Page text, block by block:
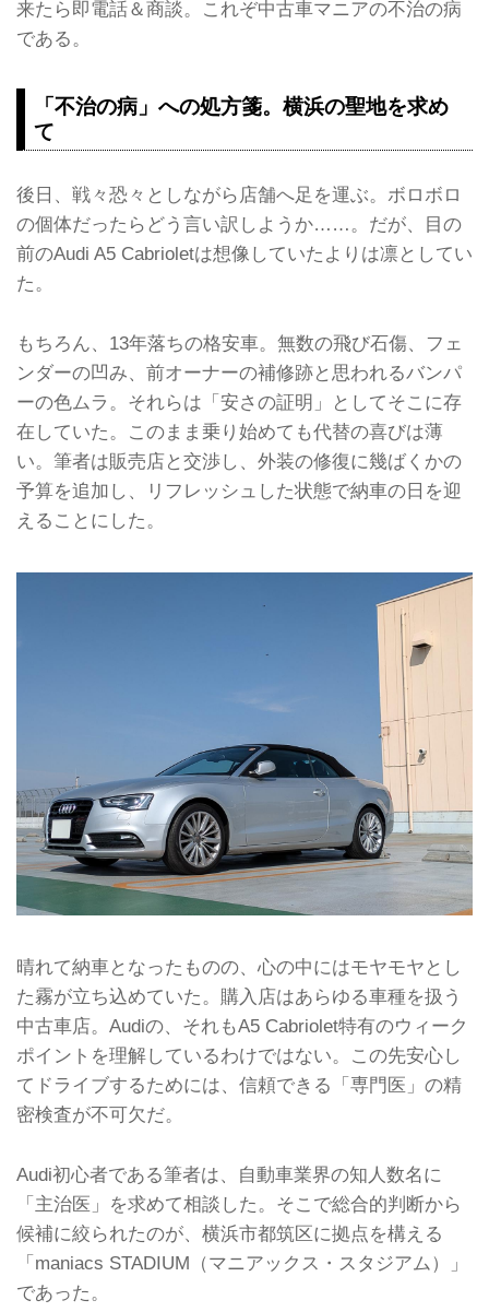
来たら即電話＆商談。これぞ中古車マニアの不治の病
である。
「不治の病」への処方箋。横浜の聖地を求め
て
後日、戦々恐々としながら店舗へ足を運ぶ。ボロボロ
の個体だったらどう言い訳しようか……。だが、目の
前のAudi A5 Cabrioletは想像していたよりは凛としてい
た。
もちろん、13年落ちの格安車。無数の飛び石傷、フェ
ンダーの凹み、前オーナーの補修跡と思われるバンパ
ーの色ムラ。それらは「安さの証明」としてそこに存
在していた。このまま乗り始めても代替の喜びは薄
い。筆者は販売店と交渉し、外装の修復に幾ばくかの
予算を追加し、リフレッシュした状態で納車の日を迎
えることにした。
晴れて納車となったものの、心の中にはモヤモヤとし
た霧が立ち込めていた。購入店はあらゆる車種を扱う
中古車店。Audiの、それもA5 Cabriolet特有のウィーク
ポイントを理解しているわけではない。この先安心し
てドライブするためには、信頼できる「専門医」の精
密検査が不可欠だ。
Audi初心者である筆者は、自動車業界の知人数名に
「主治医」を求めて相談した。そこで総合的判断から
候補に絞られたのが、横浜市都筑区に拠点を構える
「maniacs STADIUM（マニアックス・スタジアム）」
であった。